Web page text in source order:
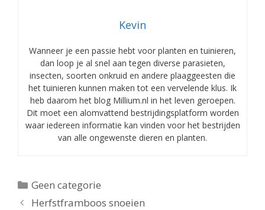
Kevin
Wanneer je een passie hebt voor planten en tuinieren,
dan loop je al snel aan tegen diverse parasieten,
insecten, soorten onkruid en andere plaaggeesten die
het tuinieren kunnen maken tot een vervelende klus. Ik
heb daarom het blog Millium.nl in het leven geroepen.
Dit moet een alomvattend bestrijdingsplatform worden
waar iedereen informatie kan vinden voor het bestrijden
van alle ongewenste dieren en planten.
Categorieën
Geen categorie
Herfstframboos snoeien